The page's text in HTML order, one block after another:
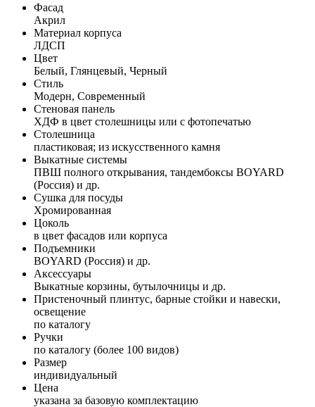
Фасад
Акрил
Материал корпуса
ЛДСП
Цвет
Белый, Глянцевый, Черный
Стиль
Модерн, Современный
Стеновая панель
ХДФ в цвет столешницы или с фотопечатью
Столешница
пластиковая; из искусственного камня
Выкатные системы
ПВШ полного открывания, тандембоксы BOYARD
(Россия) и др.
Сушка для посуды
Хромированная
Цоколь
в цвет фасадов или корпуса
Подъемники
BOYARD (Россия) и др.
Аксессуары
Выкатные корзины, бутылочницы и др.
Пристеночный плинтус, барные стойки и навески,
освещение
по каталогу
Ручки
по каталогу (более 100 видов)
Размер
индивидуальный
Цена
указана за базовую комплектацию